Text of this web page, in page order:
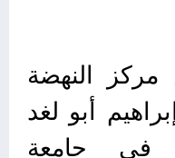
مركز النهضة
أبو لغد
في جامعة